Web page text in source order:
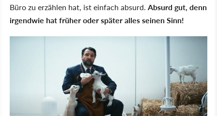
Büro zu erzählen hat, ist einfach absurd. Absurd gut, denn
irgendwie hat früher oder später alles seinen Sinn!